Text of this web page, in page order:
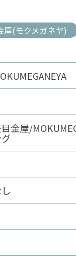
屋(モクメガネヤ)
金屋/